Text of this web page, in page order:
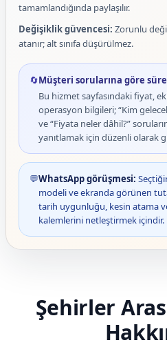
tamamlandığında paylaşılır.
Değişiklik güvencesi: Zorunlu
atanır; alt sınıfa düşürülmez.
🔄Müşteri sorularına göre
Bu hizmet sayfasındaki fiyat,
operasyon bilgileri; “Kim
ve “Fiyata neler dâhil?”
yanıtlamak için düzenli olarak
💬WhatsApp görüşmesi:
modeli ve ekranda görünen
tarih uygunluğu, kesin atama
kalemlerini netleştirmek içindir.
Şehirler